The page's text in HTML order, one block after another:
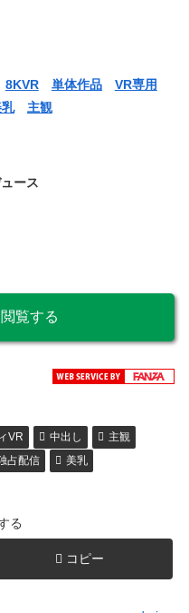
8KVR 単体作品
VR専用
主観
ュース
覧する
VR 中出し
主観
占配信
美乳
る
コピー